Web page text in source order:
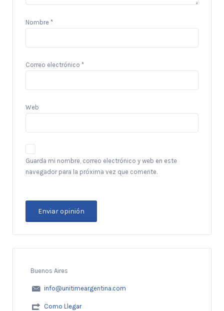
Nombre *
Correo electrónico *
Web
Guarda mi nombre, correo electrónico y web en este
navegador para la próxima vez que comente.
Buenos Aires
info@unitimeargentina.com
Como Llegar